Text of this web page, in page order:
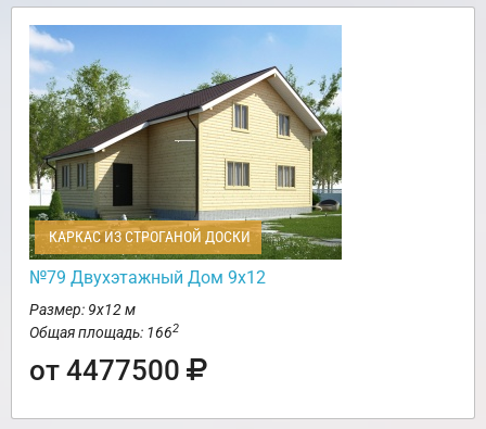
КАРКАС ИЗ СТРОГАНОЙ ДОСКИ
№79 Двухэтажный Дом 9х12
Размер: 9х12 м
Общая площадь: 1662
от 4477500